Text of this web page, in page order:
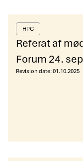
HPC
Referat af
Forum 24.
Revision date:01.10.2025